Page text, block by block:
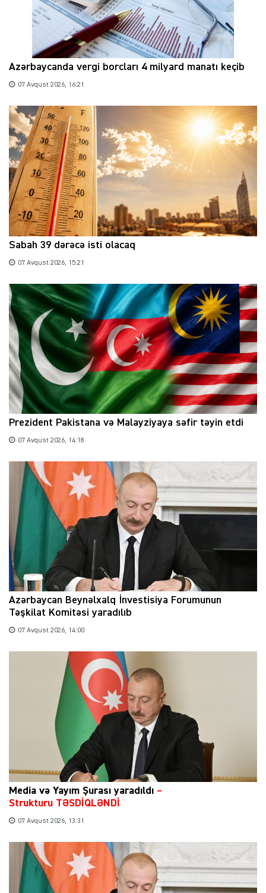
Azərbaycanda vergi borcları 4 milyard manatı keçib
07 Avqust 2026, 16:21
Sabah 39 dərəcə isti olacaq
07 Avqust 2026, 15:21
Prezident Pakistana və Malayziyaya səfir təyin etdi
07 Avqust 2026, 14:18
Azərbaycan Beynəlxalq İnvestisiya Forumunun
Təşkilat Komitəsi yaradılıb
07 Avqust 2026, 14:00
Media və Yayım Şurası yaradıldı –
Strukturu TƏSDİQLƏNDİ
07 Avqust 2026, 13:31